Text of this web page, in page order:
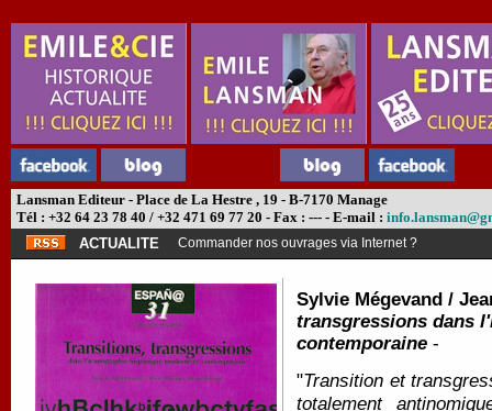
Lansman Editeur - Place de La Hestre , 19 - B-7170 Manage
Tél : +32 64 23 78 40 / +32 471 69 77 20 - Fax : --- - E-mail :
ACTUALITE
Commander nos ouvrages via Internet ?
Sylvie Mégevand /
transgressions dans
contemporaine -
"Transition et
totalement